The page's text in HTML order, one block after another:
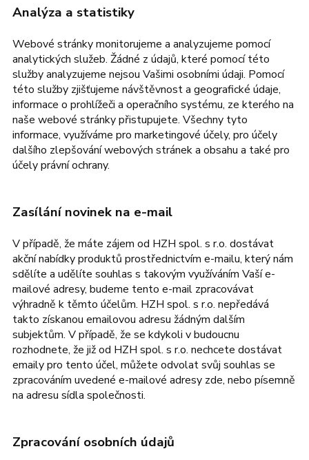
Analýza a statistiky
Webové stránky monitorujeme a analyzujeme pomocí
analytických služeb. Žádné z údajů, které pomocí této
služby analyzujeme nejsou Vašimi osobními údaji. Pomocí
této služby zjišťujeme návštěvnost a geografické údaje,
informace o prohlížeči a operačního systému, ze kterého na
naše webové stránky přistupujete. Všechny tyto
informace, využíváme pro marketingové účely, pro účely
dalšího zlepšování webových stránek a obsahu a také pro
účely právní ochrany.
Zasílání novinek na e-mail
V případě, že máte zájem od HZH spol. s r.o. dostávat
akční nabídky produktů prostřednictvím e-mailu, který nám
sdělíte a udělíte souhlas s takovým využíváním Vaší e-
mailové adresy, budeme tento e-mail zpracovávat
výhradně k těmto účelům. HZH spol. s r.o. nepředává
takto získanou emailovou adresu žádným dalším
subjektům. V případě, že se kdykoli v budoucnu
rozhodnete, že již od HZH spol. s r.o. nechcete dostávat
emaily pro tento účel, můžete odvolat svůj souhlas se
zpracováním uvedené e-mailové adresy zde, nebo písemně
na adresu sídla společnosti.
Zpracování osobních údajů